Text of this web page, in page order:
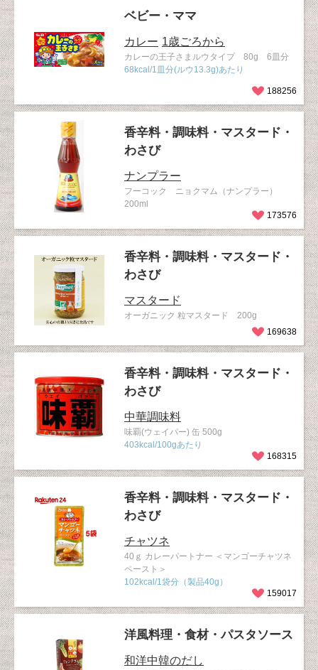
ベビー・ママ
カレー 1歳ごろから
カレーの王子さまルウタイプ 80g 6皿分
68kcal/1皿分(ルウ13.3g)あたり
188256
香辛料・調味料・マスタード・
わさび
ナンプラー
フーコック ニョクマム（ナンプラー）
200ml
173576
香辛料・調味料・マスタード・
わさび
マスタード
オーガニック 粒マスタード 200g
169638
香辛料・調味料・マスタード・
わさび
中華調味料
味覇(ウェイパー) 缶 500g
403kcal/100gあたり
168315
香辛料・調味料・マスタード・
わさび
チャツネ
40ｇ カレーパートナー ＜マンゴーチャツネ
ペースト＞
102kcal/1袋分（製品40g）
159017
洋風料理・食材・パスタソース
和洋中韓のだし